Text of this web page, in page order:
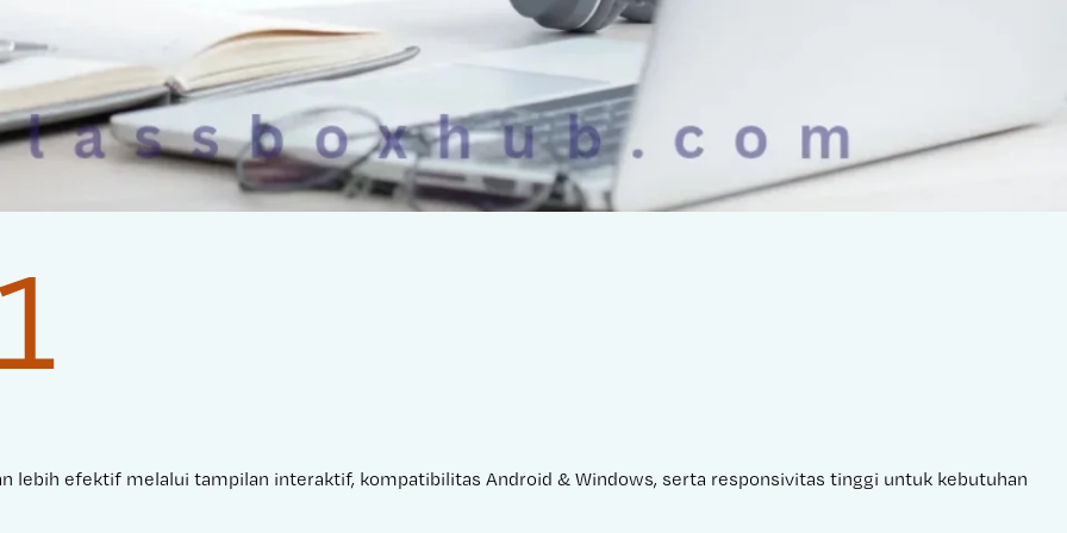
lebih efektif melalui tampilan interaktif, kompatibilitas Android & Windows, serta responsivitas tinggi untuk kebutuhan